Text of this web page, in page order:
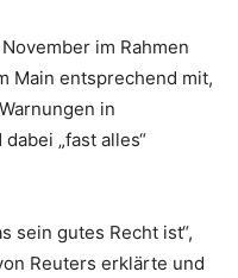
im Rahmen
Main entsprechend mit,
in
„fast alles“
sein gutes Recht ist“,
Reuters erklärte und